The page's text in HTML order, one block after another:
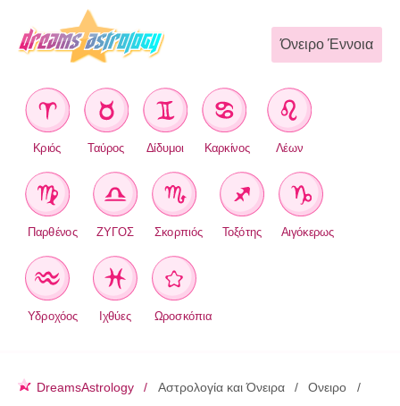
Όνειρο Έννοια
Κριός Ταύρος Δίδυμοι Καρκίνος Λέων
Παρθένος ΖΥΓΟΣ Σκορπιός Τοξότης Αιγόκερως
Υδροχόος Ιχθύες Ωροσκόπια
DreamsAstrology Αστρολογία και Όνειρα Ονειρο